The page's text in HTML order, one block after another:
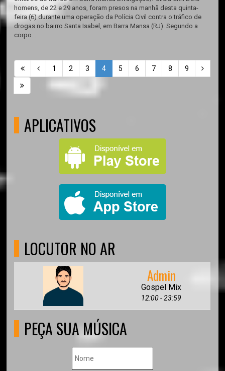
homens, de 22 e 29 anos, foram presos na manhã desta quinta-
feira (6) durante uma operação da Polícia Civil contra o tráfico de
drogas no bairro Santa Isabel, em Barra Mansa (RJ). Segundo a
corpo...
1 2 3 4 5 6 7 8 9
APLICATIVOS
LOCUTOR NO AR
Admin
Gospel Mix
12:00 - 23:59
PEÇA SUA MÚSICA